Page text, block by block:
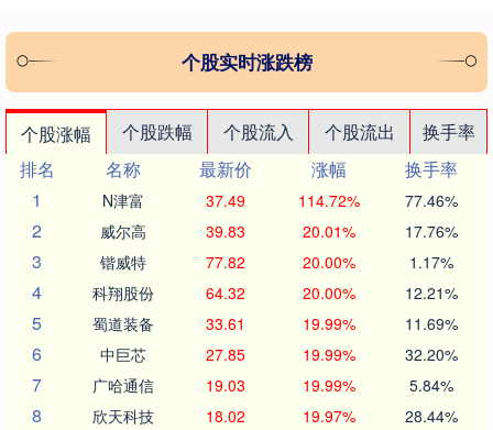
个股实时涨跌榜
个股涨幅 个股跌幅 个股流入 个股流出
换手率
排名
名称 最新价 涨幅
换手率
1
N津富 37.49 114.72% 77.46%
2 威尔高 39.83 20.01% 17.76%
3 锴威特 77.82 20.00% 1.17%
4 科翔股份 64.32 20.00% 12.21%
5 蜀道装备 33.61 19.99% 11.69%
6 中巨芯 27.85 19.99% 32.20%
7 广哈通信 19.03 19.99% 5.84%
8 欣天科技 18.02 19.97% 28.44%